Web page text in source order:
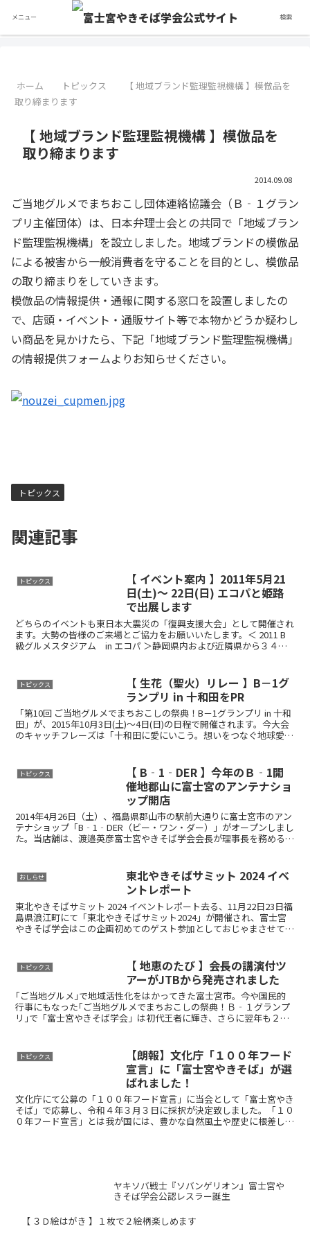
ホーム トピックス
【 地域ブランド監理監視機構 】模倣品を
取り締まります
【 地域ブランド監理監視機構 】模倣品を
取り締まります
2014.09.08
ご当地グルメでまちおこし団体連絡協議会（Ｂ‐１グラン
プリ主催団体）は、日本弁理士会との共同で「地域ブラン
ド監理監視機構」を設立しました。地域ブランドの模倣品
による被害から一般消費者を守ることを目的とし、模倣品
の取り締まりをしていきます。
模倣品の情報提供・通報に関する窓口を設置しましたの
で、店頭・イベント・通販サイト等で本物かどうか疑わし
い商品を見かけたら、下記「地域ブランド監理監視機構」
の情報提供フォームよりお知らせください。
トピックス
関連記事
トピックス
【 イベント案内 】2011年5月21
日(土)～ 22日(日) エコパと姫路
で出展します
どちらのイベントも東日本大震災の「復興支援大会」として開催され
ます。大勢の皆様のご来場とご協力をお願いいたします。＜ 2011 B
級グルメスタジアム in エコパ ＞静岡県内および近隣県から３４の
トピックス
【 生花（聖火）リレー 】B－1グ
ランプリ in 十和田をPR
「第10回 ご当地グルメでまちおこしの祭典！B－1グランプリ in 十和
田」が、2015年10月3日(土)～4日(日)の日程で開催されます。今大会
のキャッチフレーズは「十和田に愛にいこう。想いをつなぐ地球愛
トピックス
【 B‐1‐DER 】今年のＢ‐1開
催地郡山に富士宮のアンテナショ
ップ開店
2014年4月26日（土）、福島県郡山市の駅前大通りに富士宮市のアン
テナショップ「B‐1‐DER（ビー・ワン・ダー）」がオープンしまし
た。当店舖は、渡邉英彦富士宮やきそば学会会長が理事長を務める一
おしらせ
東北やきそばサミット 2024 イベ
ントレポート
東北やきそばサミット 2024 イベントレポート去る、11月22日23日福
島県浪江町にて「東北やきそばサミット2024」が開催され、富士宮
やきそば学会はこの企画初めてのゲスト参加としておじゃまさせてい
トピックス
【 地恵のたび 】会長の講演付ツ
アーがJTBから発売されました
｢ご当地グルメ｣で地域活性化をはかってきた富士宮市。今や国民的
行事にもなった｢ご当地グルメでまちおこしの祭典！Ｂ‐１グランプ
リ｣で「富士宮やきそば学会」は初代王者に輝き、さらに翌年も２年
トピックス
【朗報】文化庁「１００年フード
宣言」に「富士宮やきそば」が選
ばれました！
文化庁にて公募の「１００年フード宣言」に当会として「富士宮やき
そば」で応募し、令和４年３月３日に採択が決定致しました。「１０
０年フード宣言」とは我が国には、豊かな自然風土や歴史に根差した
ヤキソバ戦士『ソバンゲリオン』富士宮や
きそば学会公認レスラー誕生
【 ３Ｄ絵はがき 】１枚で２絵柄楽しめます
メニュー 検索